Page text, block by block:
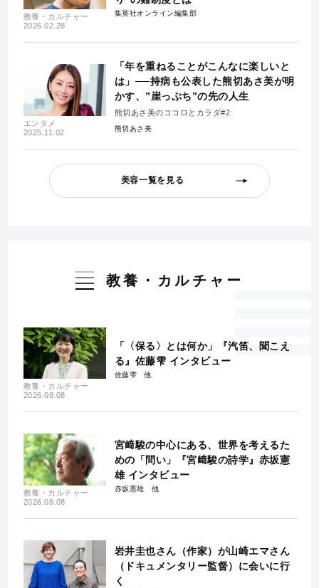
教養・カルチャー
2026.02.28
集英社オンライン編集部
エンタメ
2025.11.02
「年を重ねることがこんなに楽しいと
は」──持病も公表した熊切あさ美が明
かす、”崖っぷち”の先の人生
熊切あさ美のココロとカラダ#2
熊切あさ美
美容一覧を見る
教養・カルチャー
教養・カルチャー
2026.08.08
「〈保る〉とは何か」『汽笛、聞こえ
る』佐藤雫 インタビュー
佐藤雫
教養・カルチャー
2026.08.08
宮﨑駿の中心にある、世界を考えるた
めの「問い」『宮﨑駿の詩学』赤坂憲
雄 インタビュー
赤坂憲雄
岩井圭也さん（作家）が山崎エマさん
（ドキュメンタリー監督）に会いに行
く